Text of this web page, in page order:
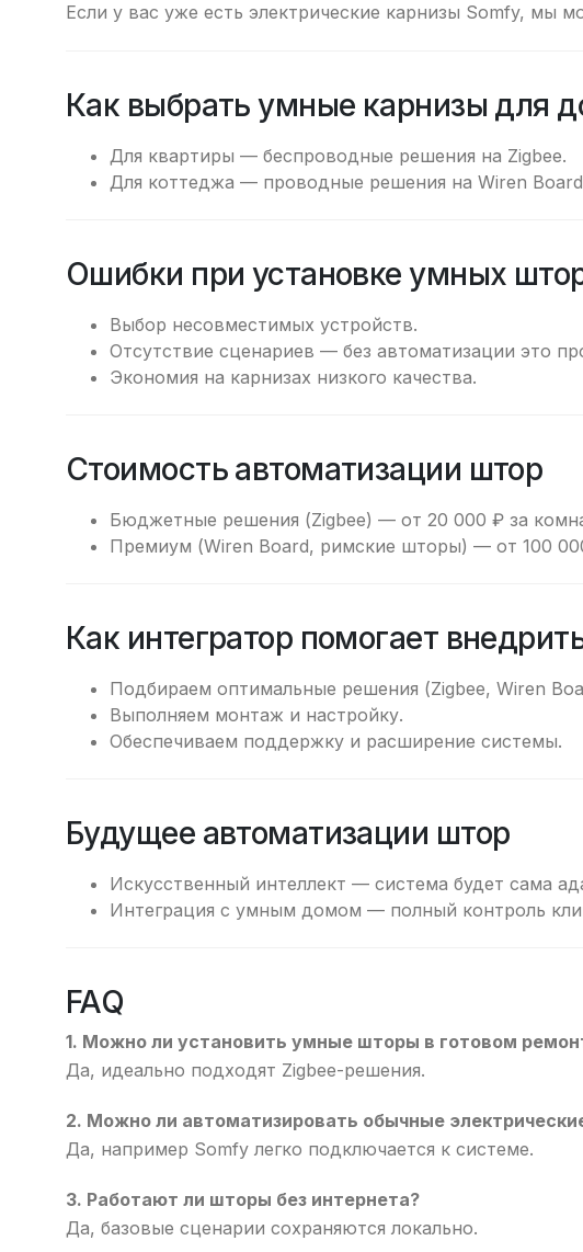
Если у вас уже есть электрические карнизы Somfy, мы
Как выбрать умные карнизы для
Для квартиры — беспроводные решения на Zigbee.
Для коттеджа — проводные решения на Wiren
Ошибки при установке умных
Выбор несовместимых устройств.
Отсутствие сценариев — без автоматизации это
Экономия на карнизах низкого качества.
Стоимость автоматизации штор
Бюджетные решения (Zigbee) — от 20 000 ₽ за
Премиум (Wiren Board, римские шторы) — от 100
Как интегратор помогает
Подбираем оптимальные решения (Zigbee, Wiren
Выполняем монтаж и настройку.
Обеспечиваем поддержку и расширение системы.
Будущее автоматизации штор
Искусственный интеллект — система будет сама
Интеграция с умным домом — полный контроль
FAQ
1. Можно ли установить умные шторы в готовом
Да, идеально подходят Zigbee-решения.
2. Можно ли автоматизировать обычные
Да, например Somfy легко подключается к системе.
3. Работают ли шторы без интернета?
Да, базовые сценарии сохраняются локально.